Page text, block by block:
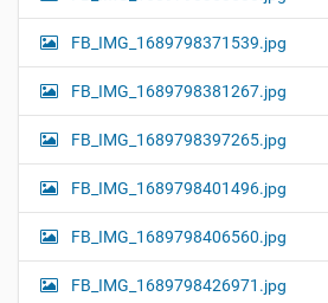
FB_IMG_1689798371539.jpg
FB_IMG_1689798381267.jpg
FB_IMG_1689798397265.jpg
FB_IMG_1689798401496.jpg
FB_IMG_1689798406560.jpg
FB_IMG_1689798426971.jpg